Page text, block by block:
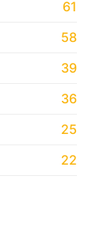
61
58
39
36
25
22